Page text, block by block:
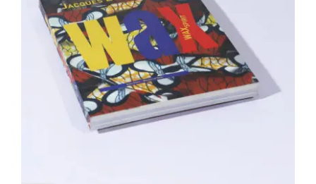
Jacques Bosser – Wax Spirit